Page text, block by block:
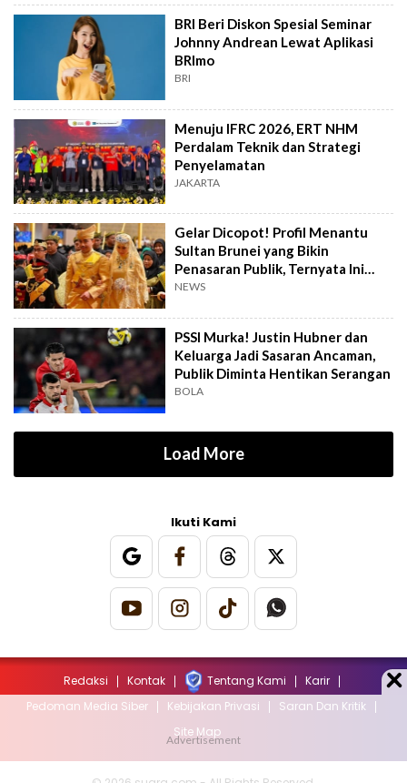
BRI Beri Diskon Spesial Seminar
Johnny Andrean Lewat Aplikasi
BRImo
BRI
Menuju IFRC 2026, ERT NHM
Perdalam Teknik dan Strategi
Penyelamatan
JAKARTA
Gelar Dicopot! Profil Menantu
Sultan Brunei yang Bikin
Penasaran Publik, Ternyata Ini
Kasusnya
NEWS
PSSI Murka! Justin Hubner dan
Keluarga Jadi Sasaran Ancaman,
Publik Diminta Hentikan Serangan
BOLA
Load More
Ikuti Kami
Redaksi Kontak Tentang Kami
Karir
Pedoman Media Siber
Kebijakan Privasi
Saran Dan Kritik
Site Map